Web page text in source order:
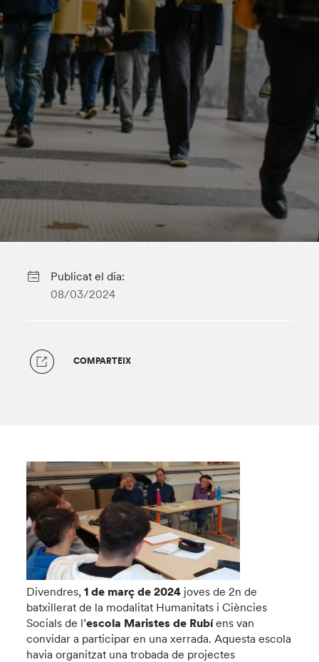
Publicat el dia:
08/03/2024
COMPARTEIX
Divendres,1 de març de 2024 joves de 2n de
batxillerat de la modalitat Humanitats i Ciències
Socials de l’escola Maristes de Rubíens van
convidar a participar en una xerrada. Aquesta escola
havia organitzat una trobada de projectes